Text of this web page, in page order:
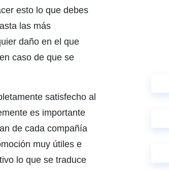
esto lo que debes
las más
daño en el que
caso de que se
satisfecho al
es importante
de cada compañía
muy útiles e
lo que se traduce